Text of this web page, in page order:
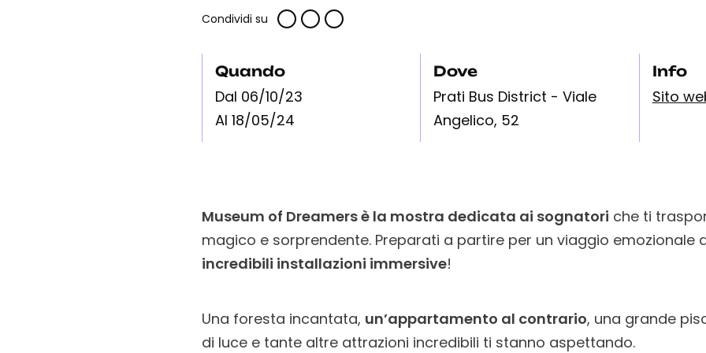
Condividi su
Quando
Dal 06/10/23
Al 18/05/24
Dove
Prati Bus District - Viale
Angelico, 52
Info
Sito
Museum of Dreamers è la mostra dedicata ai sognatori che ti
magico e sorprendente. Preparati a partire per un viaggio emozionale
incredibili installazioni immersive!
Una foresta incantata, un’appartamento al contrario, una grande
di luce e tante altre attrazioni incredibili ti stanno aspettando.